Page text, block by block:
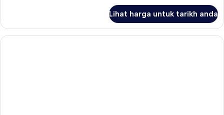
Lihat harga untuk tarikh anda